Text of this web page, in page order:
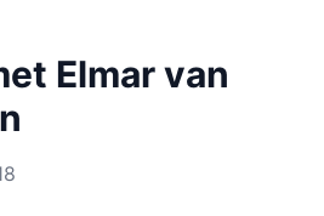
Elmar van